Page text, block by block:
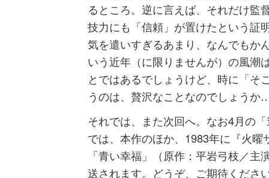
るところ。逆に言えば、それだけ監
技力にも「信頼」が置けたという証
気を遣いすぎるあまり、なんでもか
いう近年（に限りませんが）の風潮
とではあるでしょうけど、時に「そ
うのは、贅沢なことなのでしょう
それでは、また次回へ。なお4月の
では、本作のほか、1983年に『火
「青い幸福」（原作：平岩弓枝／
送されます。どうぞ、ご期待くださ